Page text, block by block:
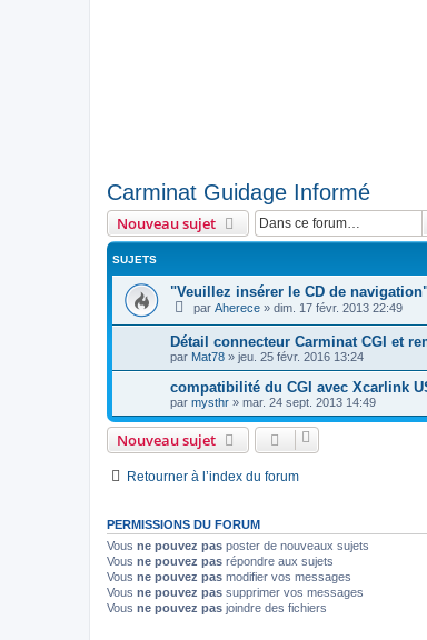
Carminat Guidage Informé
Nouveau sujet
SUJETS
"Veuillez insérer le CD de
par Aherece » dim. 17 févr. 2013 22:49
Détail connecteur Carminat CGI et
par Mat78 » jeu. 25 févr. 2016 13:24
compatibilité du CGI avec Xcarlink
par mysthr » mar. 24 sept. 2013 14:49
Nouveau sujet
Retourner à l’index du forum
PERMISSIONS DU FORUM
Vous ne pouvez pas poster de nouveaux sujets
Vous ne pouvez pas répondre aux sujets
Vous ne pouvez pas modifier vos messages
Vous ne pouvez pas supprimer vos messages
Vous ne pouvez pas joindre des fichiers